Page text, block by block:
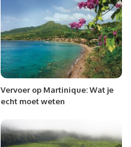
Vervoer op Martinique: Wat je
echt moet weten